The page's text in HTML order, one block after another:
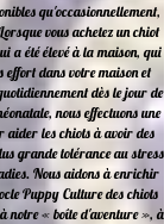
qu'occasionnellement,
vous achetez un chiot
a été élevé à la maison, qui
effort dans votre maison et
dès le jour de
nous effectuons une
aider les chiots à avoir des
grande tolérance au stress
Nous aidons à enrichir
Puppy Culture des chiots
notre « boîte d'aventure », à